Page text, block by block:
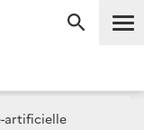
artificielle